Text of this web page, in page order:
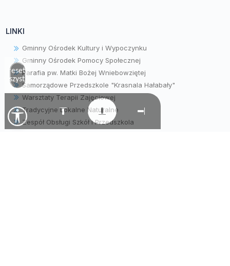
LINKI
Gminny Ośrodek Kultury i Wypoczynku
Gminny Ośrodek Pomocy Społecznej
Parafia pw. Matki Bożej Wniebowziętej
Samorządowe Przedszkole "Krasnala Hałabały"
Warsztaty Terapii Zajęciowej
Tradycyjne Lokalne Naturalne
Zespół Obsługi Szkół i Przedszkola
Zresetuj
wszystko